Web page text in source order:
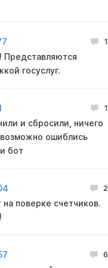
1
госуслуг.
1
и сбросили, ничего
возможно ошиблись
бот
2
поверке счетчиков.
6